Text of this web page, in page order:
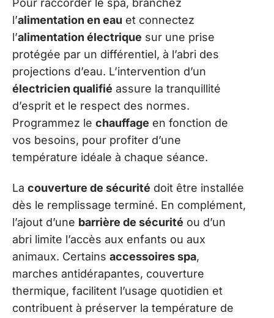
Pour raccorder le spa, branchez
l’alimentation en eau et connectez
l’alimentation électrique sur une prise
protégée par un différentiel, à l’abri des
projections d’eau. L’intervention d’un
électricien qualifié assure la tranquillité
d’esprit et le respect des normes.
Programmez le chauffage en fonction de
vos besoins, pour profiter d’une
température idéale à chaque séance.
La couverture de sécurité doit être installée
dès le remplissage terminé. En complément,
l’ajout d’une barrière de sécurité ou d’un
abri limite l’accès aux enfants ou aux
animaux. Certains accessoires spa,
marches antidérapantes, couverture
thermique, facilitent l’usage quotidien et
contribuent à préserver la température de